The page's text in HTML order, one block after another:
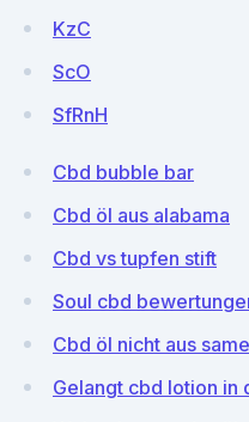
KzC
ScO
SfRnH
Cbd bubble bar
Cbd öl aus alabama
Cbd vs tupfen stift
Soul cbd
Cbd öl nicht aus
Gelangt cbd lotion in